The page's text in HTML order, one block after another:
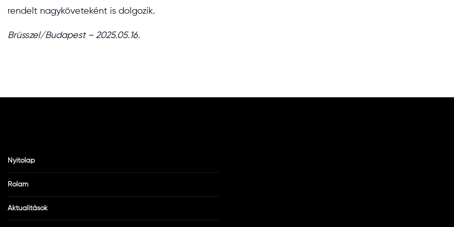
rendelt nagyköveteként is dolgozik.
Brüsszel/Budapest – 2025.05.16.
Nyitólap
Rólam
Aktualitások